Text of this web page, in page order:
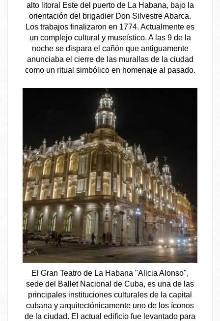
alto litoral Este del puerto de La Habana, bajo la
orientación del brigadier Don Silvestre Abarca.
Los trabajos finalizaron en 1774. Actualmente es
un complejo cultural y museístico. A las 9 de la
noche se dispara el cañón que antiguamente
anunciaba el cierre de las murallas de la ciudad
como un ritual simbólico en homenaje al pasado.
El Gran Teatro de La Habana "Alicia Alonso",
sede del Ballet Nacional de Cuba, es una de las
principales instituciones culturales de la capital
cubana y arquitectónicamente uno de los íconos
de la ciudad. El actual edificio fue levantado para